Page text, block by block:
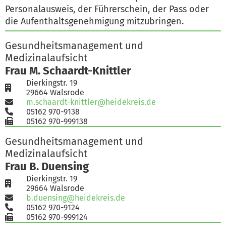
Personalausweis, der Führerschein, der Pass oder
die Aufenthaltsgenehmigung mitzubringen.
Gesundheitsmanagement und
Medizinalaufsicht
Frau M. Schaardt-Knittler
Dierkingstr. 19
29664 Walsrode
m.schaardt-knittler@heidekreis.de
05162 970-9138
05162 970-999138
Gesundheitsmanagement und
Medizinalaufsicht
Frau B. Duensing
Dierkingstr. 19
29664 Walsrode
b.duensing@heidekreis.de
05162 970-9124
05162 970-999124